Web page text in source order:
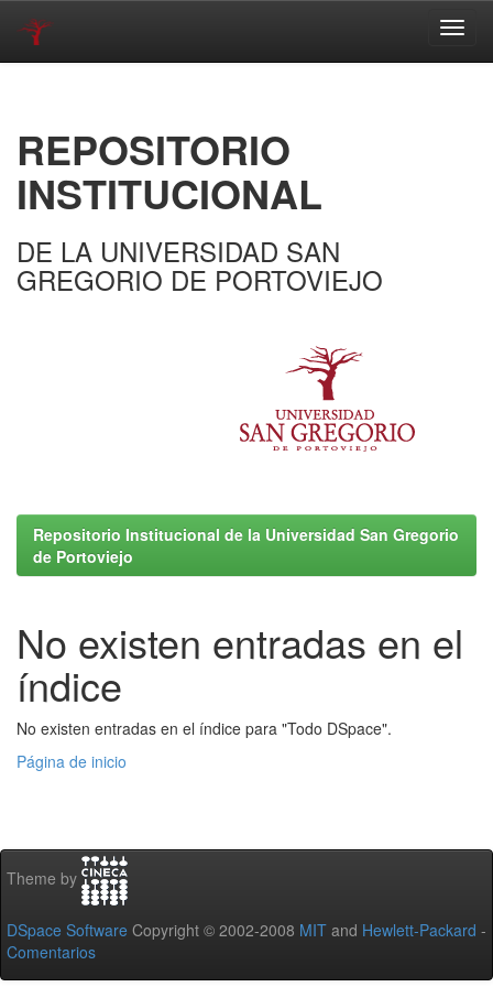
REPOSITORIO
INSTITUCIONAL
DE LA UNIVERSIDAD SAN
GREGORIO DE PORTOVIEJO
Repositorio Institucional de la Universidad San Gregorio
de Portoviejo
No existen entradas en el
índice
No existen entradas en el índice para "Todo DSpace".
Página de inicio
Theme by
DSpace Software Copyright © 2002-2008 MIT and Hewlett-Packard -
Comentarios